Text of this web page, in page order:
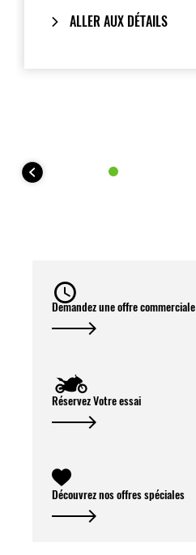
ALLER AUX DÉTAILS
Demandez une offre commerciale
Réservez Votre essai
Découvrez nos offres spéciales